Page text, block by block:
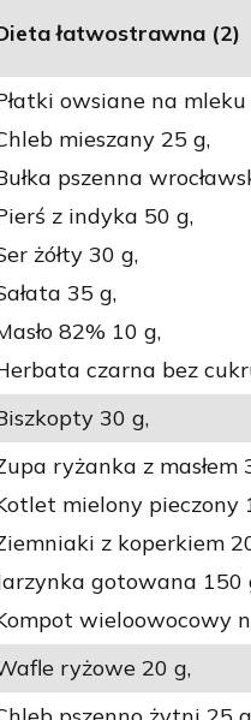
łatwostrawna (2)
owsiane na
mieszany 25 g,
pszenna
z indyka 50 g,
żółty 30 g,
35 g,
82% 10 g,
czarna bez
30 g,
ryżanka z masłem
mielony pieczony
z koperkiem
gotowana 150
wieloowocowy
ryżowe 20 g,